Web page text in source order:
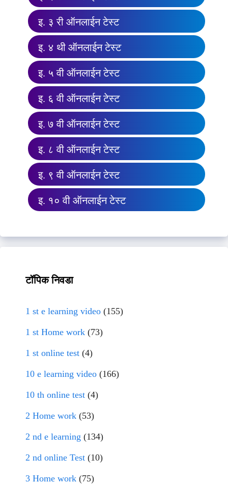
इ. ३ री ऑनलाईन टेस्ट
इ. ४ थी ऑनलाईन टेस्ट
इ. ५ वी ऑनलाईन टेस्ट
इ. ६ वी ऑनलाईन टेस्ट
इ. ७ वी ऑनलाईन टेस्ट
इ. ८ वी ऑनलाईन टेस्ट
इ. ९ वी ऑनलाईन टेस्ट
इ. १० वी ऑनलाईन टेस्ट
टॉपिक निवडा
1 st e learning video (155)
1 st Home work (73)
1 st online test (4)
10 e learning video (166)
10 th online test (4)
2 Home work (53)
2 nd e learning (134)
2 nd online Test (10)
3 Home work (75)